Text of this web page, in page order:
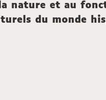
nature et au
du monde